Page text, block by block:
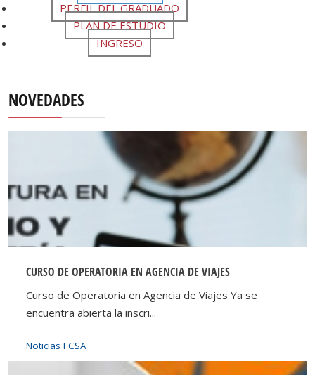
PERFIL DEL GRADUADO
PLAN DE ESTUDIO
INGRESO
NOVEDADES
CURSO DE OPERATORIA EN AGENCIA DE VIAJES
Noticias FCSA
Curso de Operatoria en Agencia de Viajes Ya se
encuentra abierta la inscri...